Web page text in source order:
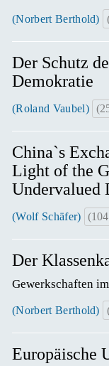
(Norbert Berthold)
Der Schutz
Demokratie
(Roland Vaubel)
China`s
Light of the
Undervalued
(Wolf Schäfer)
Der
Gewerkschaften
(Norbert Berthold)
Europäische